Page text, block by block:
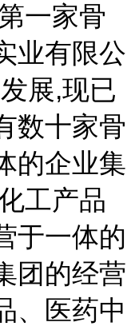
一家骨
业有限公
展,现已
数十家骨
的企业集
工产品
于一体的
团的经营
、医药中